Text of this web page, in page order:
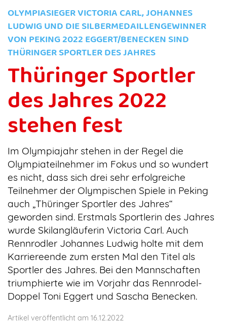
OLYMPIASIEGER VICTORIA CARL, JOHANNES
LUDWIG UND DIE SILBERMEDAILLENGEWINNER
VON PEKING 2022 EGGERT/BENECKEN SIND
THÜRINGER SPORTLER DES JAHRES
Thüringer Sportler
des Jahres 2022
stehen fest
Im Olympiajahr stehen in der Regel die
Olympiateilnehmer im Fokus und so wundert
es nicht, dass sich drei sehr erfolgreiche
Teilnehmer der Olympischen Spiele in Peking
auch „Thüringer Sportler des Jahres“
geworden sind. Erstmals Sportlerin des Jahres
wurde Skilangläuferin Victoria Carl. Auch
Rennrodler Johannes Ludwig holte mit dem
Karriereende zum ersten Mal den Titel als
Sportler des Jahres. Bei den Mannschaften
triumphierte wie im Vorjahr das Rennrodel-
Doppel Toni Eggert und Sascha Benecken.
Artikel veröffentlicht am 16.12.2022